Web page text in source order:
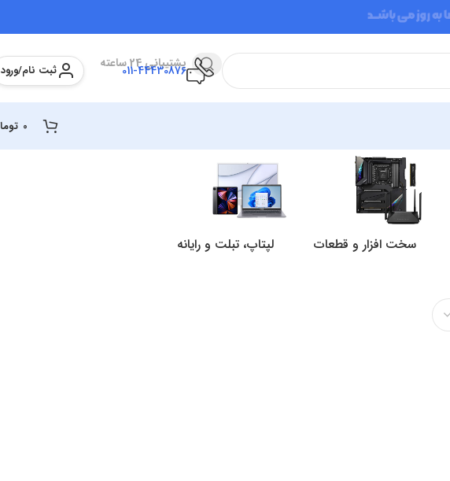
پشتیبانی 24 ساعته
011-44430876 ثبت نام/ورود
سخت افزار و قطعات لپتاپ، تبلت و رایانه